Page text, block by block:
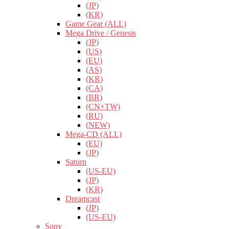
(JP)
(KR)
Game Gear (ALL)
Mega Drive / Genesis
(JP)
(US)
(EU)
(AS)
(KR)
(CA)
(BR)
(CN+TW)
(RU)
(NEW)
Mega-CD (ALL)
(EU)
(JP)
Saturn
(US-EU)
(JP)
(KR)
Dreamcast
(JP)
(US-EU)
Sony